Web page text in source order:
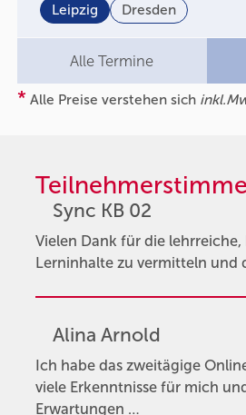
Leipzig Dresden
Alle Termine
* Alle Preise verstehen sich
Sync KB 02
Vielen Dank für die
Lerninhalte zu vermitteln und
Alina Arnold
Ich habe das zweitägige
viele Erkenntnisse für mich
Erwartungen …